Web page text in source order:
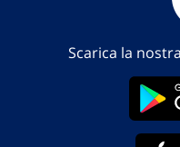
Scarica la